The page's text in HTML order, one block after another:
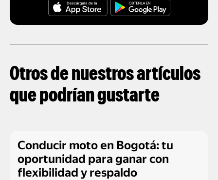
Otros de nuestros artículos
que podrían gustarte
Conducir moto en Bogotá: tu
oportunidad para ganar con
flexibilidad y respaldo